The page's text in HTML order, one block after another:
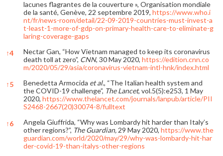
lacunes flagrantes de la couverture », Organisation mondiale
de la santé, Genève, 22 septembre 2019, https://www.who.i
nt/fr/news-room/detail/22-09-2019-countries-must-invest-a
t-least-1-more-of-gdp-on-primary-health-care-to-eliminate-g
laring-coverage-gaps
↑4
Nectar Gan, “How Vietnam managed to keep its coronavirus
death toll at zero”, CNN, 30 May 2020, https://edition.cnn.co
m/2020/05/29/asia/coronavirus-vietnam-intl-hnk/index.html
↑5 Benedetta Armocida et al., “The Italian health system and
the COVID-19 challenge”, The Lancet, vol.5(5):e253, 1 May
2020, https://www.thelancet.com/journals/lanpub/article/PII
S2468-2667(20)30074-8/fulltext
↑6
Angela Giuffrida, “Why was Lombardy hit harder than Italy’s
other regions?”, The Guardian, 29 May 2020, https://www.the
guardian.com/world/2020/may/29/why-was-lombardy-hit-har
der-covid-19-than-italys-other-regions